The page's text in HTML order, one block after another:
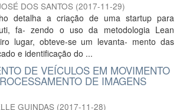
DOS SANTOS (2017-11-29)
detalha a criação de uma startup para
fa- zendo o uso da metodologia Lean
lugar, obteve-se um levanta- mento das
e identificação do ...
DE VEÍCULOS EM MOVIMENTO
DE IMAGENS
GUINDAS (2017-11-28)